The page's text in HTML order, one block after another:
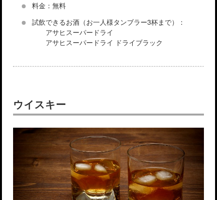
料金：無料
試飲できるお酒（お一人様タンブラー3杯まで）：
アサヒスーパードライ
アサヒスーパードライ ドライブラック
ウイスキー